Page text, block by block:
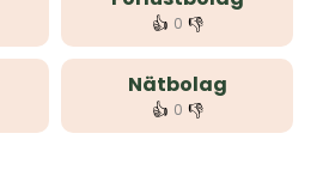
👍 0 👎
Nätbolag
👍 0 👎